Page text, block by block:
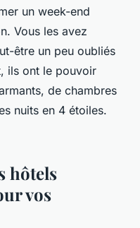
un week-end
Vous les avez
être un peu oubliés
ils ont le pouvoir
de chambres
nuits en 4 étoiles.
hôtels
vos